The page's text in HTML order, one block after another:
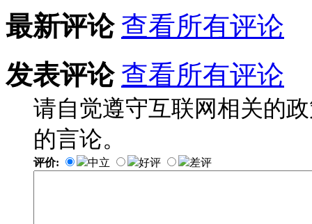
最新评论 查看所有评论
发表评论 查看所有评论
请自觉遵守互联网相关的
的言论。
评价: 中立 好评 差评